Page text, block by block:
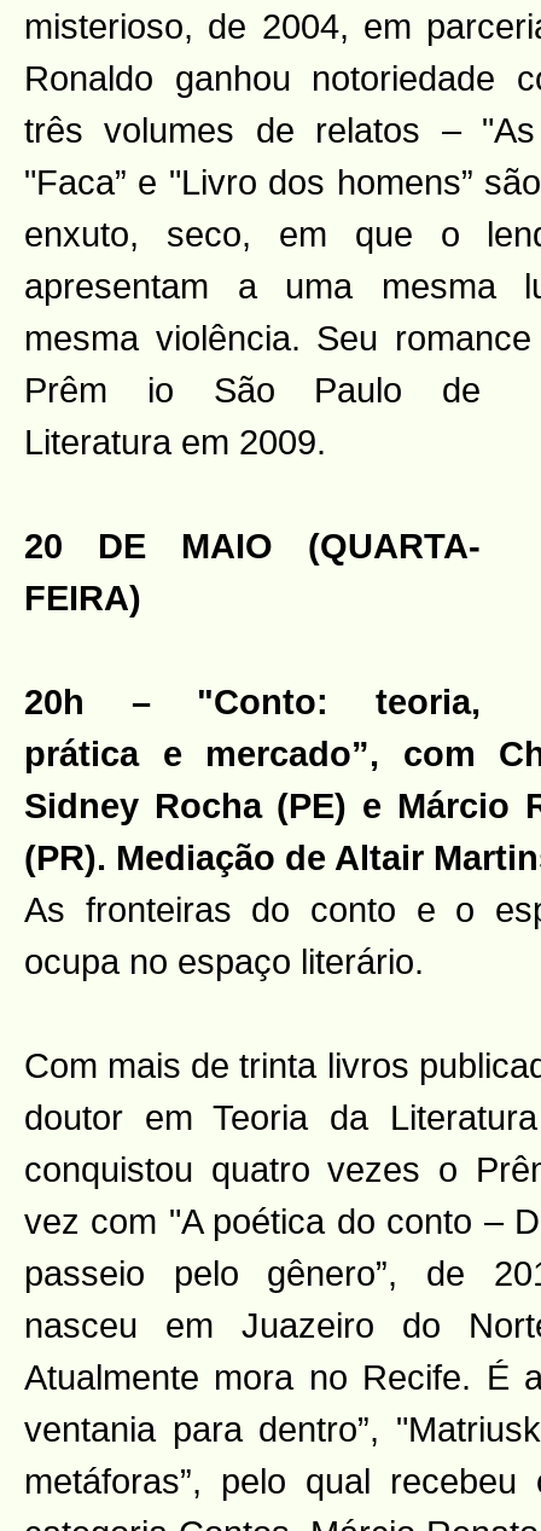
misterioso, de 2004, em
Ronaldo ganhou notoriedade
três volumes de relatos –
"Faca” e "Livro dos homens”
enxuto, seco, em que o
apresentam a uma mesma
mesma violência. Seu
Prêm io São Paulo de
Literatura em 2009.
20 DE MAIO (QUARTA-
FEIRA)
20h – "Conto: teoria,
prática e mercado”, com
Sidney Rocha (PE) e Márcio
(PR). Mediação de Altair
As fronteiras do conto e o
ocupa no espaço literário.
Com mais de trinta livros
doutor em Teoria da
conquistou quatro vezes o
vez com "A poética do conto –
passeio pelo gênero”, de
nasceu em Juazeiro do
Atualmente mora no Recife. É
ventania para dentro”,
metáforas”, pelo qual